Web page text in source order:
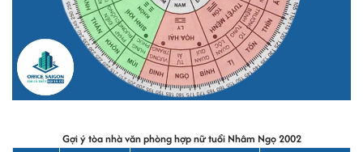
Gợi ý tòa nhà văn phòng hợp nữ tuổi Nhâm Ngọ 2002